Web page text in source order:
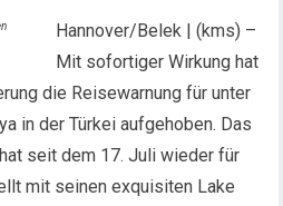
Hannover/Belek | (kms) –
Mit sofortiger Wirkung hat
die Reisewarnung für unter
in der Türkei aufgehoben. Das
seit dem 17. Juli wieder für
mit seinen exquisiten Lake